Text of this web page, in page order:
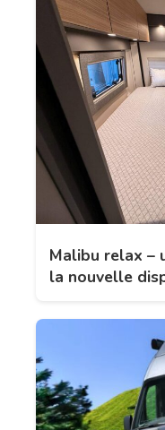
Malibu relax –
la nouvelle